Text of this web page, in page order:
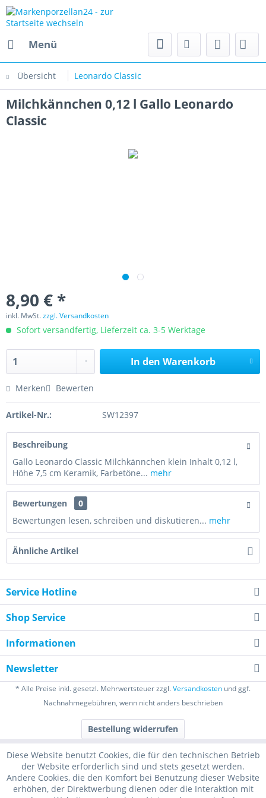
Menü
Übersicht Leonardo Classic
Milchkännchen 0,12 l Gallo Leonardo
Classic
8,90 € *
inkl. MwSt.zzgl. Versandkosten
Sofort versandfertig, Lieferzeit ca. 3-5 Werktage
In den Warenkorb
Merken Bewerten
Artikel-Nr.: SW12397
Beschreibung
Gallo Leonardo Classic Milchkännchen klein Inhalt 0,12 l,
Höhe 7,5 cm Keramik, Farbetöne... mehr
Bewertungen
0
Bewertungen lesen, schreiben und diskutieren... mehr
Ähnliche Artikel
Service Hotline
Shop Service
Informationen
Newsletter
* Alle Preise inkl. gesetzl. Mehrwertsteuer zzgl.Versandkosten und ggf.
Nachnahmegebühren, wenn nicht anders beschrieben
Bestellung widerrufen
Diese Website benutzt Cookies, die für den technischen Betrieb
der Website erforderlich sind und stets gesetzt werden.
Andere Cookies, die den Komfort bei Benutzung dieser Website
erhöhen, der Direktwerbung dienen oder die Interaktion mit